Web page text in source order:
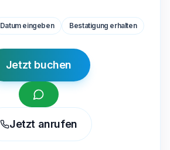
Datum eingeben Bestatigung erhalten
Jetzt buchen
Jetzt anrufen